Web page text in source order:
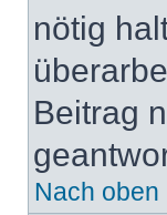
nötig
Beitrag
Nach oben